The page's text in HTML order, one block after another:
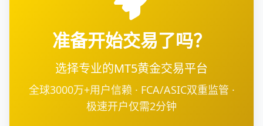
准备开始交易了吗？
选择专业的MT5黄金交易平台
全球3000万+用户信赖 · FCA/ASIC双重监管 ·
极速开户仅需2分钟